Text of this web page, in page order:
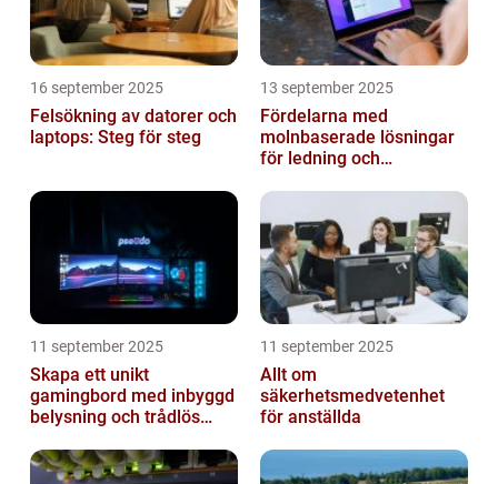
16 september 2025
Felsökning av datorer och
laptops: Steg för steg
13 september 2025
Fördelarna med
molnbaserade lösningar
för ledning och
11 september 2025
Skapa ett unikt
gamingbord med inbyggd
belysning och trådlös
11 september 2025
Allt om
säkerhetsmedvetenhet
för anställda